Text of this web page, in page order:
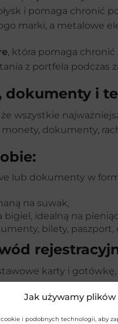
Jak używamy plików
i podobnych technologii, aby
i pomaga chronić
marki, a metalowe
, która pomaga
z portfela podczas
dokumenty i
że wszystkie
dokumenty,
lub dokumenty w
na suwak,
idealną na
bilety,
karty i
bilety,
wykończeniu